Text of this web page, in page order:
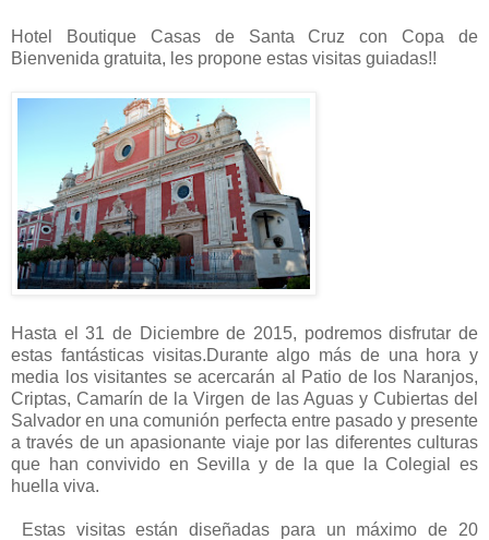
Hotel Boutique Casas de Santa Cruz con Copa de
Bienvenida gratuita, les propone estas visitas guiadas!!
Hasta el 31 de Diciembre de 2015, podremos disfrutar de
estas fantásticas visitas.Durante algo más de una hora y
media los visitantes se acercarán al Patio de los Naranjos,
Criptas, Camarín de la Virgen de las Aguas y Cubiertas del
Salvador en una comunión perfecta entre pasado y presente
a través de un apasionante viaje por las diferentes culturas
que han convivido en Sevilla y de la que la Colegial es
huella viva.
Estas visitas están diseñadas para un máximo de 20